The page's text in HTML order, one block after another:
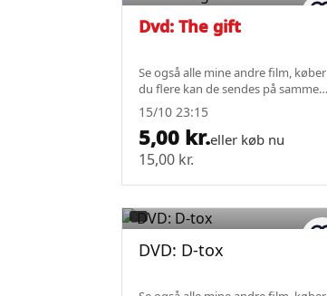
Dvd: The gift
Se også alle mine andre film, køber
du flere kan de sendes på samme
fragt.
15/10 23:15
5,00 kr.eller køb nu
15,00 kr.
DVD: D-tox